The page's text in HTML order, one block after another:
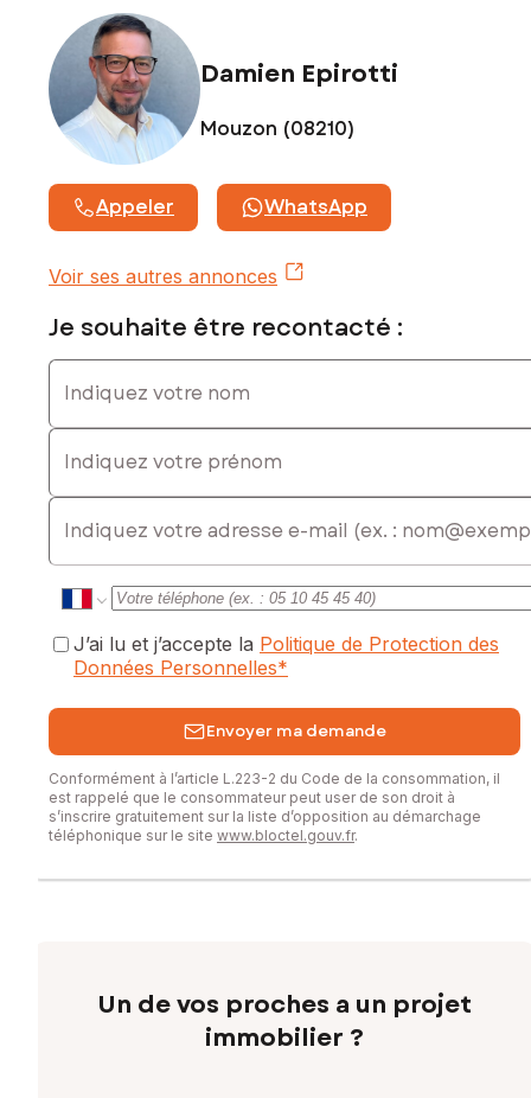
Damien Epirotti
Mouzon (08210)
Appeler WhatsApp
Voir ses autres annonces
Je souhaite être recontacté :
Indiquez votre nom
Indiquez votre prénom
E-mail
J’ai lu et j’accepte la Politique de Protection des
Données Personnelles*
Envoyer ma demande
Conformément à l’article L.223-2 du Code de la consommation, il
est rappelé que le consommateur peut user de son droit à
s’inscrire gratuitement sur la liste d’opposition au démarchage
téléphonique sur le site www.bloctel.gouv.fr.
Un de vos proches a un projet
immobilier ?